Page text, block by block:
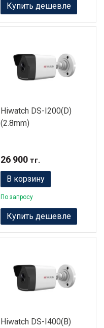
Купить дешевле
Hiwatch DS-I200(D)
(2.8mm)
26 900тг.
В корзину
По запросу
Купить дешевле
Hiwatch DS-I400(B)